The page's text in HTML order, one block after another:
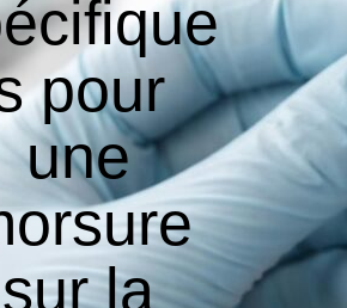
pour
une
sur la